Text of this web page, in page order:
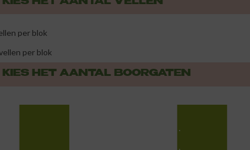
KIES HET AANTAL VELLEN
per blok
per blok
KIES HET AANTAL BOORGATEN